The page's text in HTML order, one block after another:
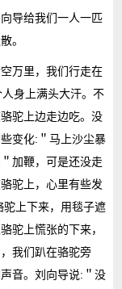
导给我们一人一匹
。
万里，我们行走在
身上满头大汗。不
驼上边走边吃。没
变化:＂马上沙尘暴
加鞭，可是还没走
驼上，心里有些发
上下来，用毯子遮
驼上慌张的下来，
我们趴在骆驼旁
音。刘向导说:＂没